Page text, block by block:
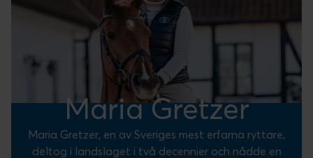
Maria Gretzer
Maria Gretzer, en av Sveriges mest erfarna ryttare,
deltog i landslaget i två decennier och nådde en